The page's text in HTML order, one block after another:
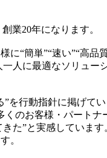
業20年になります。
に“簡単”“速い”“高
一人に最適なソリュー
を行動指針に掲げてい
くのお客様・パートナ
た”と実感しています
。